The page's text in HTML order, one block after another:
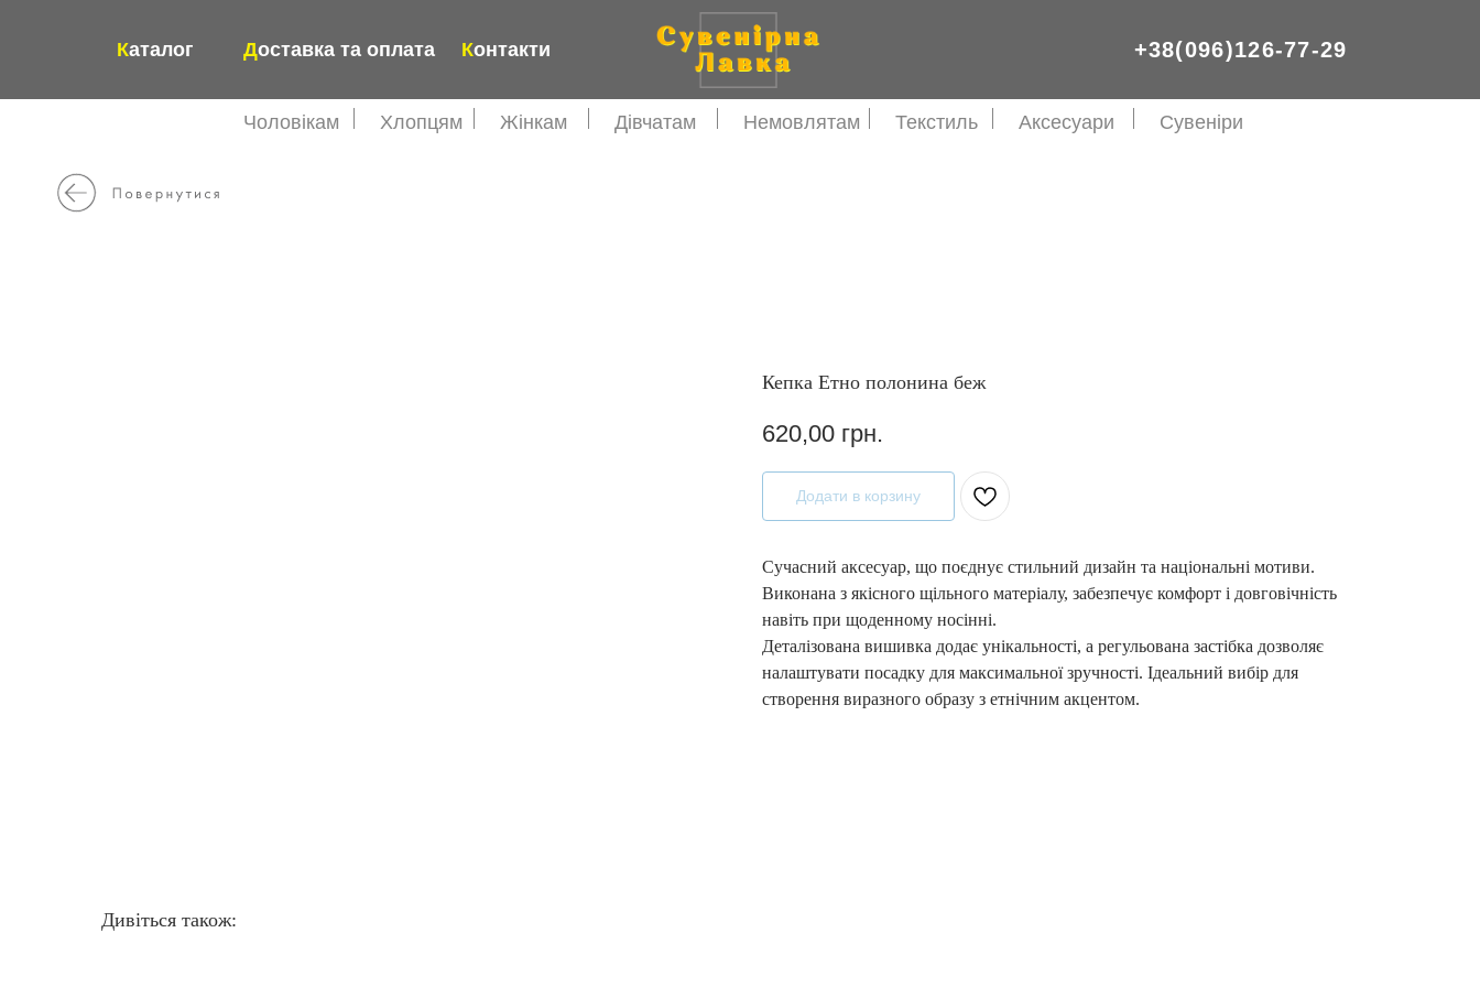
Каталог +38(096)126-77-29
Доставка та оплата Контакти
Аксесуари Сувеніри
Текстиль
Немовлятам
Дівчатам
Жінкам
Хлопцям
Чоловікам
Кепка Етно полонина беж
620,00 грн.
Додати в корзину
Сучасний аксесуар, що поєднує стильний дизайн та національні мотиви.
Виконана з якісного щільного матеріалу, забезпечує комфорт і довговічність
навіть при щоденному носінні.
Деталізована вишивка додає унікальності, а регульована застібка дозволяє
налаштувати посадку для максимальної зручності. Ідеальний вибір для
створення виразного образу з етнічним акцентом.
Дивіться також: